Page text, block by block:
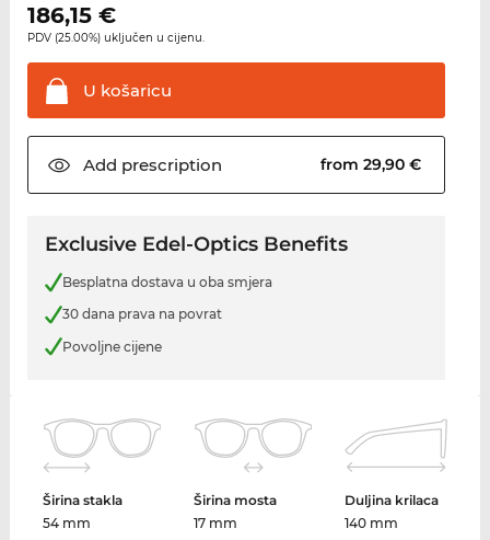
186,15€
PDV (25.00%) uključen u cijenu.
U košaricu
Add prescription from 29,90 €
Exclusive Edel-Optics Benefits
Besplatna dostava u oba smjera
30 dana prava na povrat
Povoljne cijene
Širina stakla
54 mm
Širina mosta
17 mm
Duljina krilaca
140 mm